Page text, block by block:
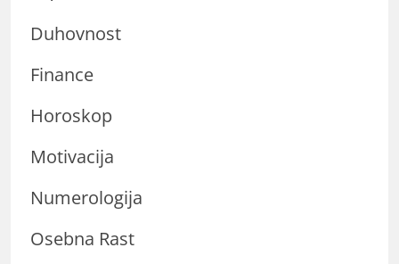
Duhovnost
Finance
Horoskop
Motivacija
Numerologija
Osebna Rast